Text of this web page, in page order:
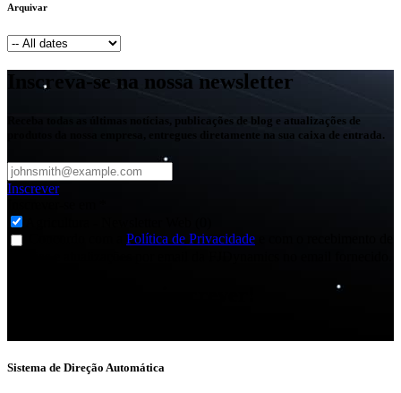
Arquivar
Inscreva-se na nossa newsletter
Receba todas as últimas notícias, publicações de blog e atualizações de
produtos da nossa empresa, entregues diretamente na sua caixa de entrada.
Inscrever
Política de Privacidade
Sistema de Direção Automática